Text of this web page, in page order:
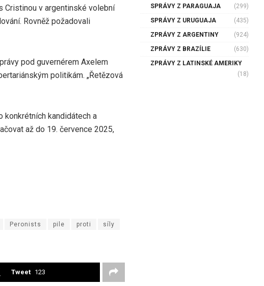
Cristinou v argentinské volební
Rovněž požadovali
pod guvernérem Axelem
politikám. „Řetězová
konkrétních kandidátech a
až do 19. července 2025,
Peronists pile proti síly
Tweet 123
SPRÁVY Z PARAGUAJA
(299)
SPRÁVY Z URUGUAJA
(435)
ZPRÁVY Z ARGENTINY
(924)
ZPRÁVY Z BRAZÍLIE
(630)
ZPRÁVY Z LATINSKÉ AMERIKY
(18)